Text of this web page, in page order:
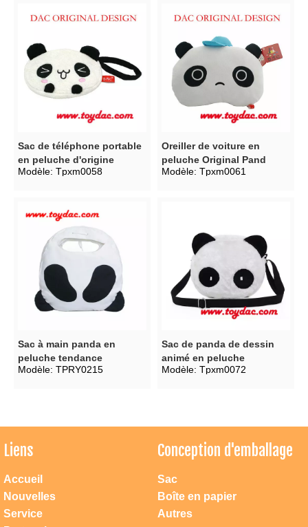
Sac de téléphone portable
en peluche d'origine
Modèle: Tpxm0058
Oreiller de voiture en
peluche Original Pand
Modèle: Tpxm0061
Sac à main panda en
peluche tendance
Modèle: TPRY0215
Sac de panda de dessin
animé en peluche
Modèle: Tpxm0072
Liens
Accueil
Nouvelles
Service
Conception d'emballage
Sac
Boîte en papier
Autres